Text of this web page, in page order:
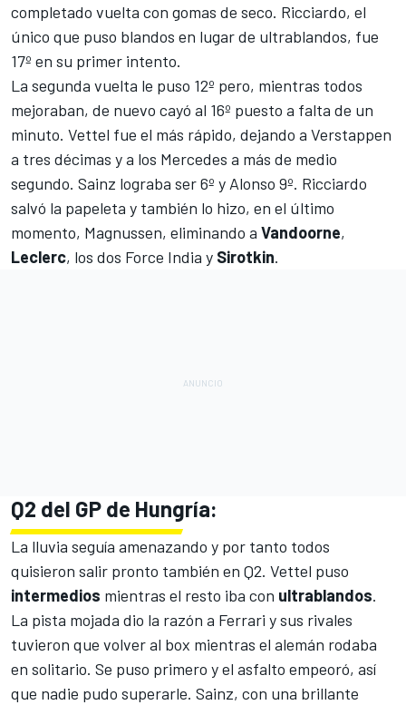
completado vuelta con gomas de seco. Ricciardo, el
único que puso blandos en lugar de ultrablandos, fue
17º en su primer intento.
La segunda vuelta le puso 12º pero, mientras todos
mejoraban, de nuevo cayó al 16º puesto a falta de un
minuto. Vettel fue el más rápido, dejando a Verstappen
a tres décimas y a los Mercedes a más de medio
segundo. Sainz lograba ser 6º y Alonso 9º. Ricciardo
salvó la papeleta y también lo hizo, en el último
momento, Magnussen, eliminando a Vandoorne,
Leclerc, los dos Force India y Sirotkin.
Q2 del GP de Hungría:
La lluvia seguía amenazando y por tanto todos
quisieron salir pronto también en Q2. Vettel puso
intermedios mientras el resto iba con ultrablandos.
La pista mojada dio la razón a Ferrari y sus rivales
tuvieron que volver al box mientras el alemán rodaba
en solitario. Se puso primero y el asfalto empeoró, así
que nadie pudo superarle. Sainz, con una brillante